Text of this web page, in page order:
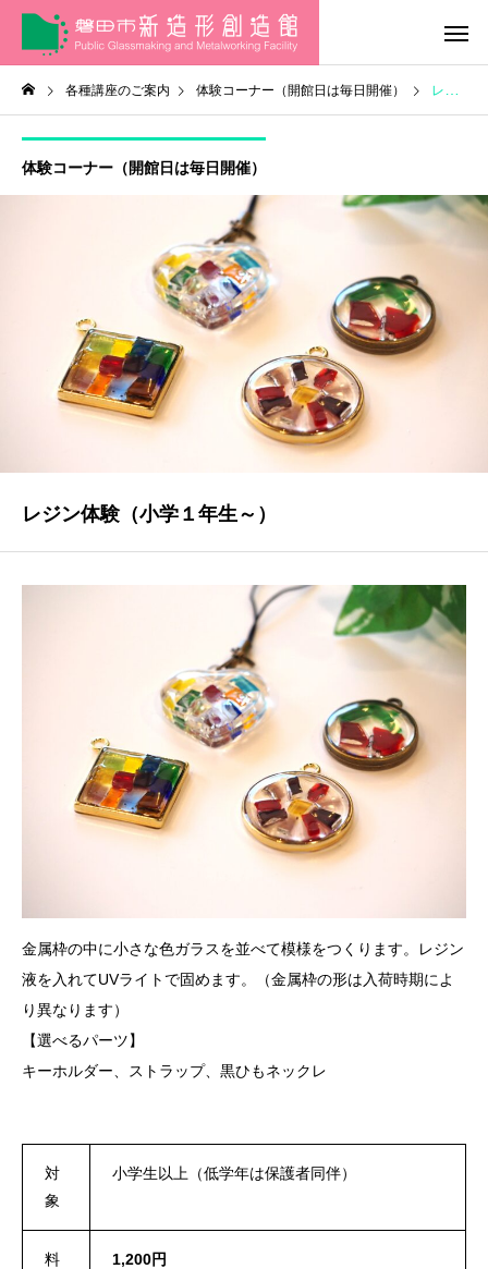
各種講座のご案内 体験コーナー（開館日は毎日開催） レジン体験（小学１年生～）
体験コーナー（開館日は毎日開催）
レジン体験（小学１年生～）
金属枠の中に小さな色ガラスを並べて模様をつくります。レジン
液を入れてUVライトで固めます。（金属枠の形は入荷時期によ
り異なります）
【選べるパーツ】
キーホルダー、ストラップ、黒ひもネックレ
対
象
小学生以上（低学年は保護者同伴）
料
1,200円